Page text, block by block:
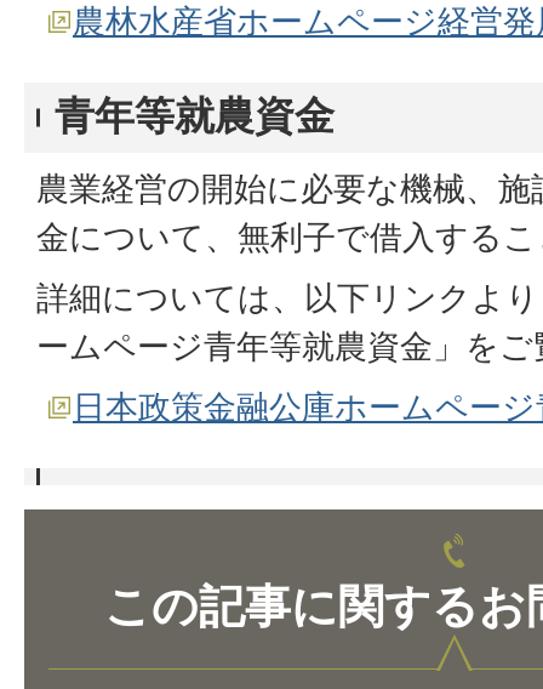
農林水産省ホームページ経営
青年等就農資金
農業経営の開始に必要な機械、
金について、無利子で借入する
詳細については、以下リンクよ
ームページ青年等就農資金」を
日本政策金融公庫ホームペー
この記事に関するお